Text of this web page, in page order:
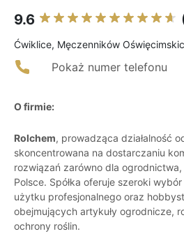
9.6
Ćwiklice, Męczenników
Pokaż numer telefonu
O firmie:
Rolchem, prowadząca działalność
skoncentrowana na dostarczaniu
rozwiązań zarówno dla
Polsce. Spółka oferuje szeroki
użytku profesjonalnego oraz
obejmujących artykuły ogrodnicze,
ochrony roślin.